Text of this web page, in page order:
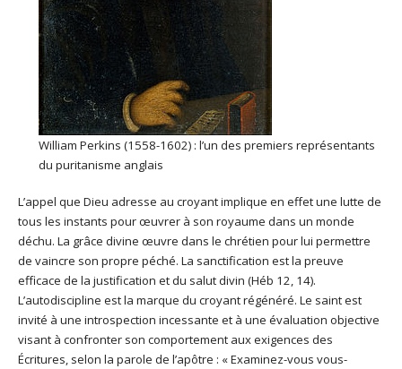
William Perkins (1558-1602) : l’un des premiers représentants
du puritanisme anglais
L’appel que Dieu adresse au croyant implique en effet une lutte de
tous les instants pour œuvrer à son royaume dans un monde
déchu. La grâce divine œuvre dans le chrétien pour lui permettre
de vaincre son propre péché. La sanctification est la preuve
efficace de la justification et du salut divin (Héb 12, 14).
L’autodiscipline est la marque du croyant régénéré. Le saint est
invité à une introspection incessante et à une évaluation objective
visant à confronter son comportement aux exigences des
Écritures, selon la parole de l’apôtre : « Examinez-vous vous-